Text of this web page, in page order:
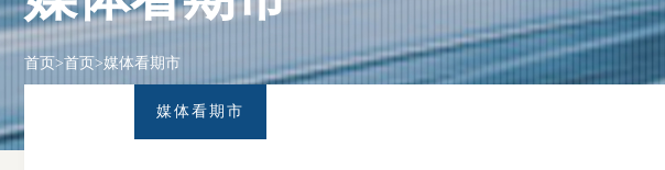
首页>首页>媒体看期市
媒体看期市